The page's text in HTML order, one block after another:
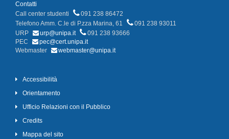
Contatti
Call center studenti
091 238 86472
Telefono Amm. C.le di P.zza Marina, 61
091 238 93011
URP
urp@unipa.it
091 238 93666
PEC
pec@cert.unipa.it
Webmaster
webmaster@unipa.it
Accessibilità
Orientamento
Ufficio Relazioni con il Pubblico
Credits
Mappa del sito